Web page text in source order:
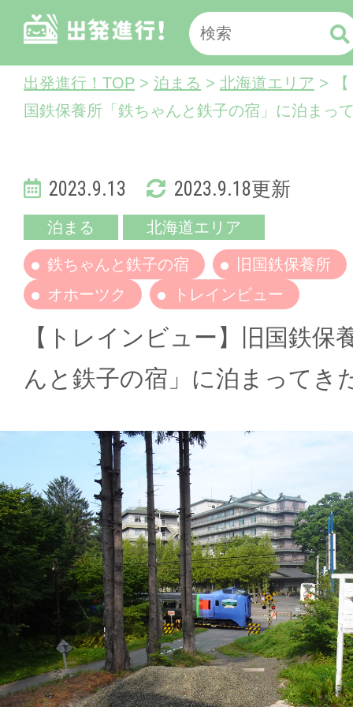
出発進行！TOP > 泊まる > 北海道エリア > 【
国鉄保養所「鉄ちゃんと鉄子の宿」に泊まっ
2023.9.13 2023.9.18更新
泊まる 北海道エリア
鉄ちゃんと鉄子の宿
旧国鉄保養所
オホーツク
トレインビュー
【トレインビュー】旧国鉄保
んと鉄子の宿」に泊まってき